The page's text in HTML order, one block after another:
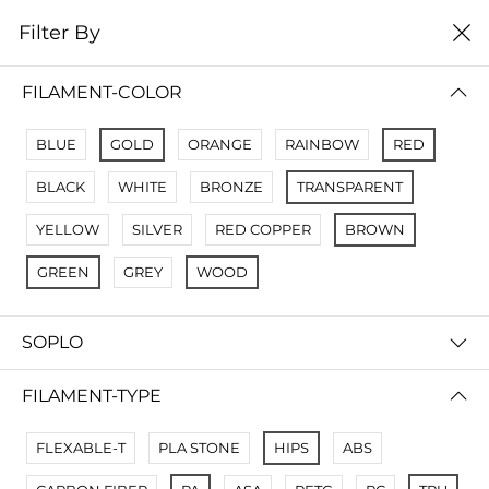
0
No Results
Not Found Filters1
Not Found Filters2
Filter By
FILAMENT-COLOR
BLUE GOLD ORANGE RAINBOW RED
BLACK WHITE BRONZE TRANSPARENT
YELLOW SILVER RED COPPER BROWN
GREEN GREY WOOD
SOPLO
FILAMENT-TYPE
FLEXABLE-T PLA STONE HIPS ABS